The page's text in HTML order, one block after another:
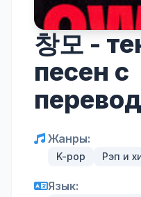
창모 -
песен с
Жанры:
K-pop Рэп и
Язык: